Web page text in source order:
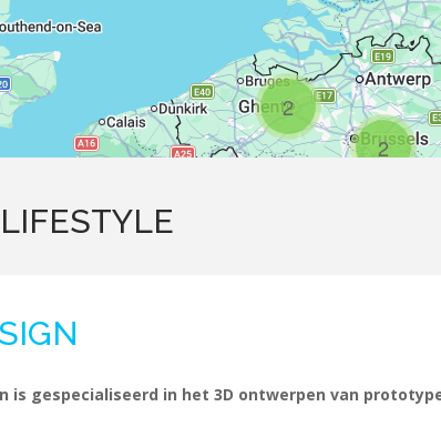
2
2
is gespecialiseerd in het 3D ontwerpen van